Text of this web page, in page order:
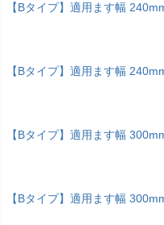
【Bタイプ】適用ます幅
【Bタイプ】適用ます幅
【Bタイプ】適用ます幅
【Bタイプ】適用ます幅